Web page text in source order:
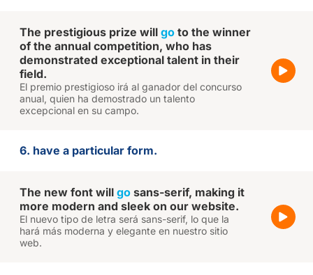
The prestigious prize will go to the winner
of the annual competition, who has
demonstrated exceptional talent in their
field.
El premio prestigioso irá al ganador del concurso
anual, quien ha demostrado un talento
excepcional en su campo.
6. have a particular form.
The new font will go sans-serif, making it
more modern and sleek on our website.
El nuevo tipo de letra será sans-serif, lo que la
hará más moderna y elegante en nuestro sitio
web.